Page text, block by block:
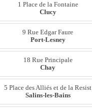
1 Place de la Fontaine
Clucy
9 Rue Edgar Faure
Port-Lesney
18 Rue Principale
Chay
5 Place des Alliés et de la Resist
Salins-les-Bains